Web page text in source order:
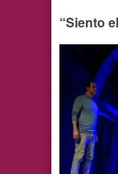
“Siento